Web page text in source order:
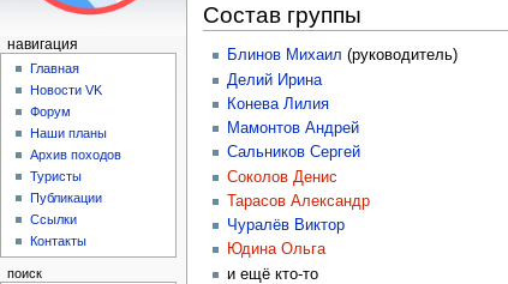
навигации
поиску
Состав группы
Блинов Михаил (руководитель)
Делий Ирина
Конева Лилия
Мамонтов Андрей
Сальников Сергей
Соколов Денис
Тарасов Александр
Чуралёв Виктор
Юдина Ольга
и ещё кто-то
Н
я
навигация
Главная
Новости VK
Форум
Наши планы
Архив походов
Туристы
Публикации
Ссылки
Контакты
поиск